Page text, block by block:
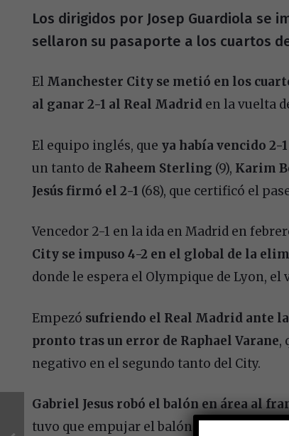
Los dirigidos por Josep Guardiola se
sellaron su pasaporte a los cuartos
El Manchester City se metió en los
al ganar 2-1 al Real Madriden la vuelta
El equipo inglés, que ya había vencido 2-
un tanto de Raheem Sterling (9), Karim
Jesús firmó el 2-1 (68), que certificó el
Vencedor 2-1 en la ida en Madrid en
City se impuso 4-2 en el global de la
donde le espera el Olympique de Lyon,
Empezó sufriendo el Real Madrid ante
pronto tras un error de Raphael Varane,
negativo en el segundo tanto del City.
Gabriel Jesus robó el balón en área al
tuvo que empujar el balón a la red